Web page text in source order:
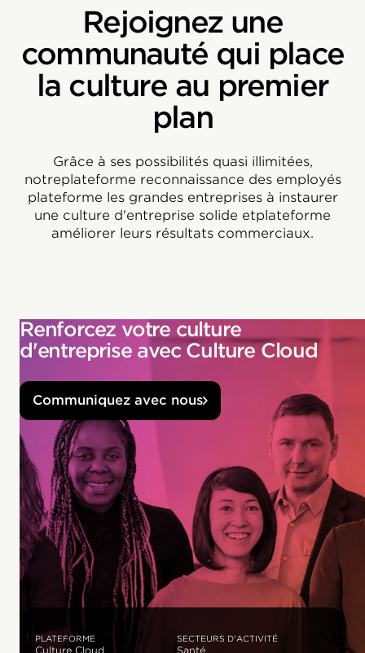
Rejoignez une
communauté qui place
la culture au premier
plan
Grâce à ses possibilités quasi illimitées,
notreplateforme reconnaissance des employés
plateforme les grandes entreprises à instaurer
une culture d'entreprise solide etplateforme
améliorer leurs résultats commerciaux.
Renforcez votre culture
d'entreprise avec Culture Cloud
Communiquez avec nous
PLATEFORME
Culture Cloud
SECTEURS D'ACTIVITÉ
Santé